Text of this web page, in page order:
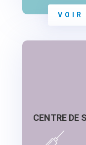
VOIR
CENTRE DE